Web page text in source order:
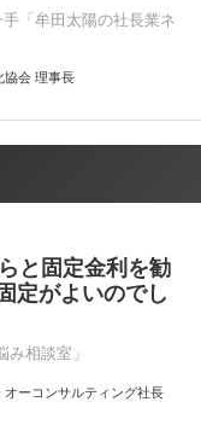
「牟田太陽の社長業ネ
協会 理事長
と固定金利を勧
定がよいのでし
相談室」
ーコンサルティング社長